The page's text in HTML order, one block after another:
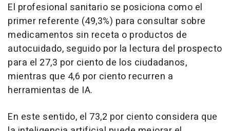
El profesional sanitario se posiciona como el
primer referente (49,3%) para consultar sobre
medicamentos sin receta o productos de
autocuidado, seguido por la lectura del prospecto
para el 27,3 por ciento de los ciudadanos,
mientras que 4,6 por ciento recurren a
herramientas de IA.
En este sentido, el 73,2 por ciento considera que